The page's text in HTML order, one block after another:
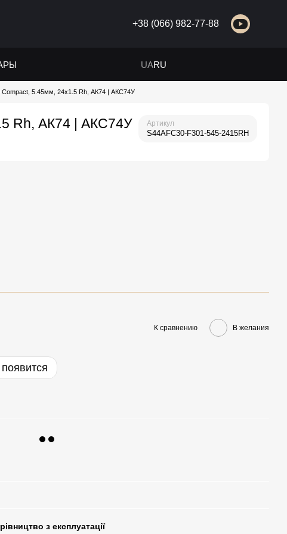
+38 (066) 982-77-88
UARU
Compact, 5.45мм, 24x1.5 Rh, АК74 | АКС74У
Rh, АК74 | АКС74У Артикул
S44AFC30-F301-545-2415RH
К сравнению В желания
з експлуатації